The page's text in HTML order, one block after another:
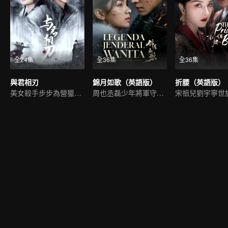
全24集
與君相刃
美女殺手步步為營獵愛皇子
全36集
錦月如歌（英語版）
周也丞磊少年將軍守護家國
全36集
折腰（英語版）
宋祖兒劉宇寧世